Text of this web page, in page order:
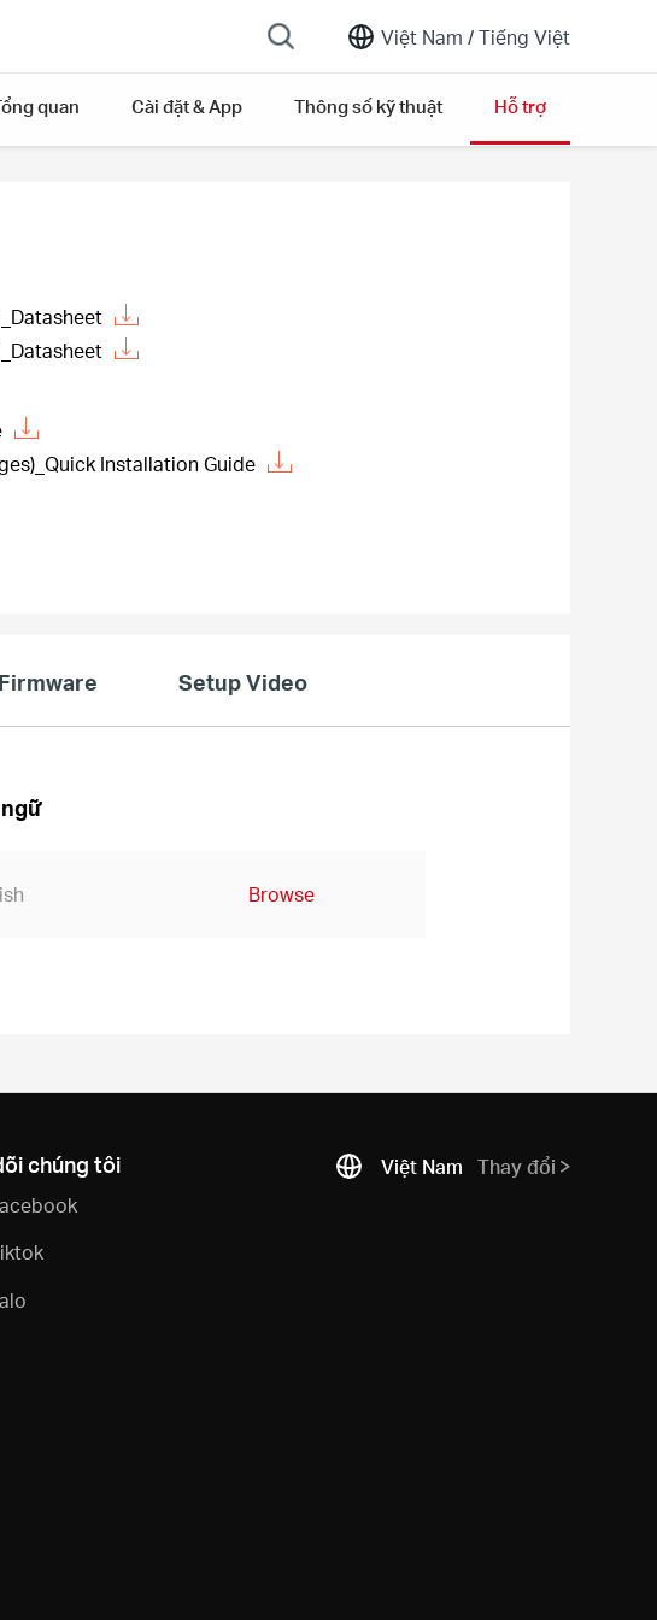
Việt Nam /Tiếng Việt
quan Cài đặt & App Thông số kỹ thuật Hỗ trợ
Installation Guide
Firmware Setup Video
Browse
chúng tôi Việt Nam Thay đổi